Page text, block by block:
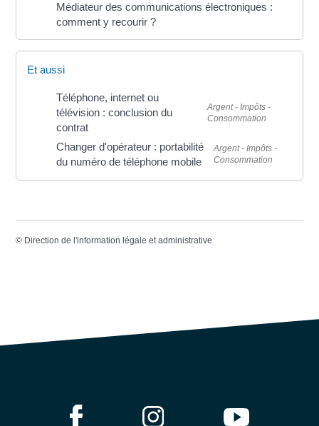
Médiateur des communications électroniques :
comment y recourir ?
Et aussi
Téléphone, internet ou
télévision : conclusion du
contrat
Argent - Impôts -
Consommation
Changer d'opérateur : portabilité
du numéro de téléphone mobile
Argent - Impôts -
Consommation
© Direction de l'information légale et administrative